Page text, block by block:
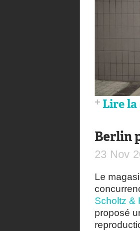
Lire la
Berlin
23 Nov
Le
Scholtz &
proposé